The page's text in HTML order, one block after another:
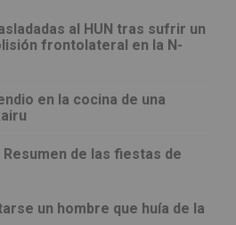
al HUN tras sufrir un
frontolateral en la N-
en la cocina de una
Resumen de las fiestas de
un hombre que huía de la